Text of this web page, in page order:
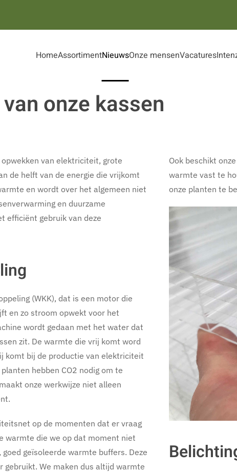
HomeAssortimentNieuwsOnze mensenVacatures
onze kassen
van elektriciteit, grote
de helft van de energie die vrijkomt
en wordt over het algemeen niet
en duurzame
efficiënt gebruik van deze
(WKK), dat is een motor die
en zo stroom opwekt voor het
wordt gedaan met het water dat
zit. De warmte die vrij komt word
komt bij de productie van elektriciteit
hebben CO2 nodig om te
onze werkwijze niet alleen
op de momenten dat er vraag
warmte die we op dat moment niet
geïsoleerde warmte buffers. Deze
We maken dus altijd warmte
Ook beschikt
warmte vast te
onze planten te